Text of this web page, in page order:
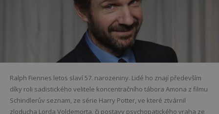
Ralph Fiennes letos slaví 57. narozeniny. Lidé ho znají především
díky roli sadistického velitele koncentračního tábora Amona z filmu
Schindlerův seznam, ze série Harry Potter, ve které ztvárnil
zloducha Lorda Voldemorta, či postavy psychopatického vraha ze